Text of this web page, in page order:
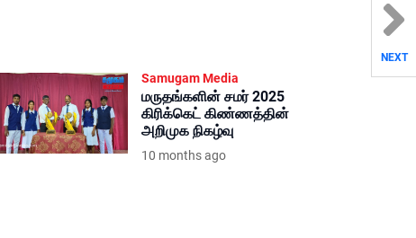
NEXT
Samugam Media
மருதங்களின் சமர் 2025
கிரிக்கெட் கிண்ணத்தின்
அறிமுக நிகழ்வு
10 months ago